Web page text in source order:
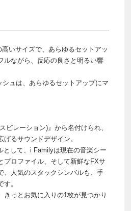
いサイズで、あらゆるセットアッ
ルながら、反応の良さと明るい響
シュは、あらゆるセットアップにマ
ピレーション)』から名付けられ、
るサウンドデザイン。
として、i Familyは現在の音楽シー
プロファイル、そして新鮮なFXサ
、人気のスタックシンバルも、手
。
きっとお気に入りの1枚が見つかり